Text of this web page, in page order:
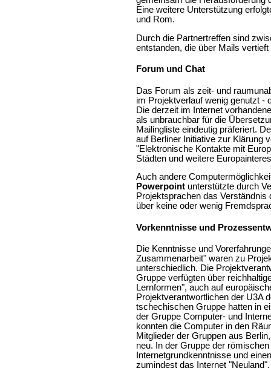
Eine weitere Unterstützung
und Rom.
Durch die Partnertreffen sind
entstanden, die über Mails vertieft
Forum und Chat
Das Forum als zeit- und
im Projektverlauf wenig genutzt -
Die derzeit im Internet
als unbrauchbar für die
Mailingliste eindeutig präferiert.
auf Berliner Initiative zur Klärung
"Elektronische Kontakte mit
Städten und weitere
Auch andere
Powerpoint unterstützte durch
Projektsprachen das Verständnis
über keine oder wenig
Vorkenntnisse und
Die Kenntnisse und
Zusammenarbeit" waren zu
unterschiedlich. Die
Gruppe verfügten über
Lernformen", auch auf
Projektverantwortlichen der U3A
tschechischen Gruppe hatten in
der Gruppe Computer- und
konnten die Computer in den
Mitglieder der Gruppen aus
neu. In der Gruppe der
Internetgrundkenntnisse und
zumindest das Internet "Neuland".